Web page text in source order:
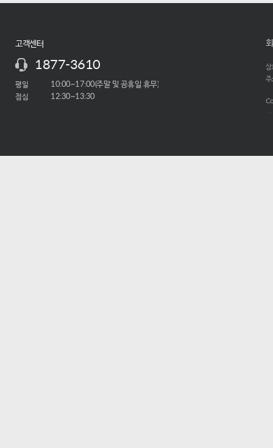
고객센터
1877-3610
평일 10:00~17:00(주말 및 공휴일 휴무)
점심 12:30~13:30
상
주